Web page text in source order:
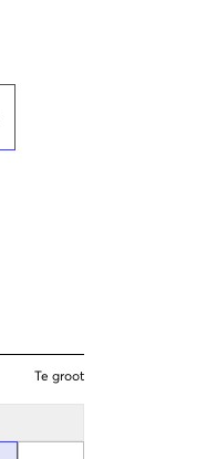
Te groot